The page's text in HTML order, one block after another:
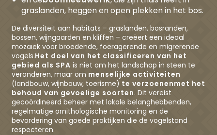
graslanden, heggen en open plekken in het bos.
De diversiteit aan habitats – graslanden, bosranden,
bossen, wijngaarden en kliffen – creëert een ideaal
mozaïek voor broedende, foeragerende en migrerende
vogels.Het doel van het classificeren van het
gebied als SPA is niet om het landschap in steen te
veranderen, maar om menselijke activiteiten
(landbouw, wijnbouw, toerisme) te verzoenenmet het
behoud van gevoelige soorten. Dit vereist
gecoördineerd beheer met lokale belanghebbenden,
regelmatige ornithologische monitoring en de
bevordering van goede praktijken die de vogelstand
respecteren.